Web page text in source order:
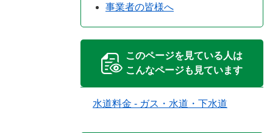
事業者の皆様へ
このページを見ている人は
こんなページも見ています
水道料金 - ガス・水道・下水道